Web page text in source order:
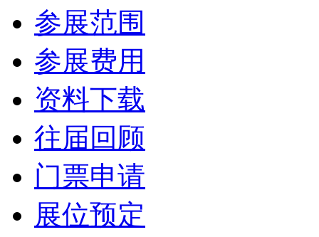
参展范围
参展费用
资料下载
往届回顾
门票申请
展位预定